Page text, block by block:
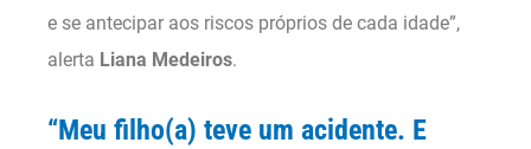
e se antecipar aos riscos próprios de cada idade”,
alerta Liana Medeiros.
“Meu filho(a) teve um acidente. E